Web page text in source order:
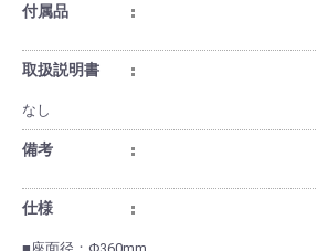
付属品
取扱説明書
なし
備考
仕様